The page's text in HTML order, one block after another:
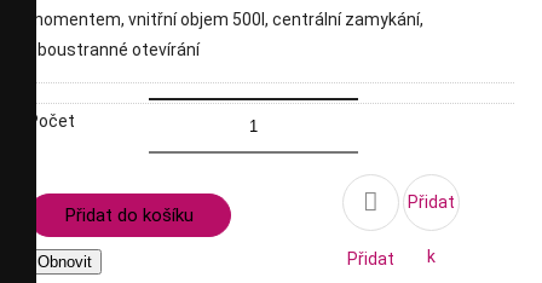
momentem, vnitřní objem 500l, centrální zamykání,
oboustranné otevírání
Počet
Přidat do košíku 
Přidat
Přidat
k